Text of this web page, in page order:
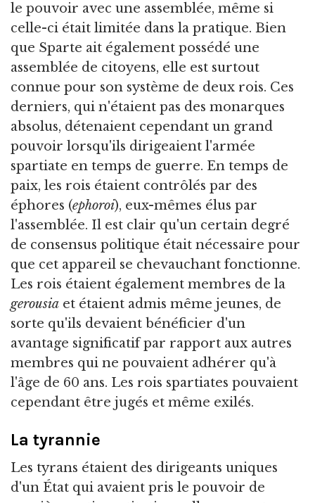
le pouvoir avec une assemblée, même si
celle-ci était limitée dans la pratique. Bien
que Sparte ait également possédé une
assemblée de citoyens, elle est surtout
connue pour son système de deux rois. Ces
derniers, qui n'étaient pas des monarques
absolus, détenaient cependant un grand
pouvoir lorsqu'ils dirigeaient l'armée
spartiate en temps de guerre. En temps de
paix, les rois étaient contrôlés par des
éphores (ephoroi), eux-mêmes élus par
l'assemblée. Il est clair qu'un certain degré
de consensus politique était nécessaire pour
que cet appareil se chevauchant fonctionne.
Les rois étaient également membres de la
gerousia et étaient admis même jeunes, de
sorte qu'ils devaient bénéficier d'un
avantage significatif par rapport aux autres
membres qui ne pouvaient adhérer qu'à
l'âge de 60 ans. Les rois spartiates pouvaient
cependant être jugés et même exilés.
La tyrannie
Les tyrans étaient des dirigeants uniques
d'un État qui avaient pris le pouvoir de